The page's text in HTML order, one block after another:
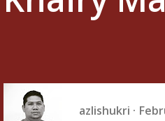
azlishukri